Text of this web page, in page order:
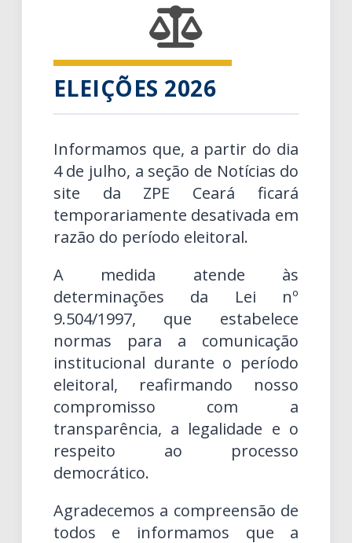
ELEIÇÕES 2026
Informamos que, a partir do dia
4 de julho, a seção de Notícias do
site da ZPE Ceará ficará
temporariamente desativada em
razão do período eleitoral.
A medida atende às
determinações da Lei nº
9.504/1997, que estabelece
normas para a comunicação
institucional durante o período
eleitoral, reafirmando nosso
compromisso com a
transparência, a legalidade e o
respeito ao processo
democrático.
Agradecemos a compreensão de
todos e informamos que a